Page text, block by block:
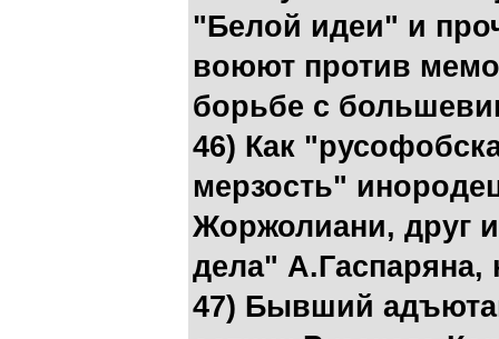
"Белой идеи" и
воюют против
борьбе с
46) Как
мерзость"
Жоржолиани, друг
дела" А.Гаспаряна,
47) Бывший